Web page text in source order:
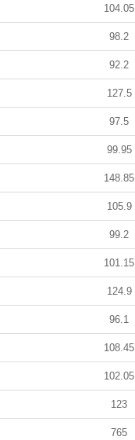
104.05
98.2
92.2
127.5
97.5
99.95
148.85
105.9
99.2
101.15
124.9
96.1
108.45
102.05
123
765